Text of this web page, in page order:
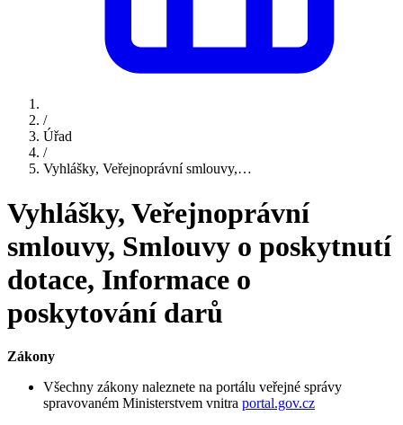
/
Úřad
/
Vyhlášky, Veřejnoprávní smlouvy,…
Vyhlášky, Veřejnoprávní
smlouvy, Smlouvy o poskytnutí
dotace, Informace o
poskytování darů
Zákony
Všechny zákony naleznete na portálu veřejné správy
spravovaném Ministerstvem vnitra portal.gov.cz